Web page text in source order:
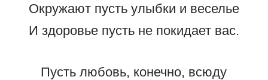
Окружают пусть улыбки и веселье
И здоровье пусть не покидает вас.
Пусть любовь, конечно, всюду